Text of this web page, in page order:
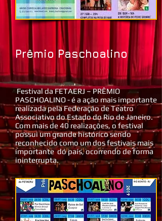
Prêmio Paschoalino
Festival da FETAERJ – PRÊMIO
PASCHOALINO - é a ação mais importante
realizada pela Federação de Teatro
Associativo do Estado do Rio de Janeiro.
Com mais de 40 realizações, o festival
possui um grande histórico sendo
reconhecido como um dos festivais mais
importante do país, ocorrendo de forma
ininterrupta.